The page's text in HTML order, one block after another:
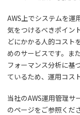
AWS上でシステムを運
気をつけるべきポイン
どにかかる人的コスト
めのサービスです。ま
フォーマンス分析に基
ているため、運用コス
当社のAWS運用管理サ
のページをご参照くだ